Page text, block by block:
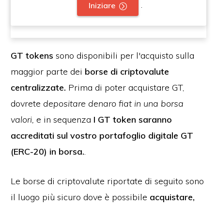
Iniziare
GT tokenssono disponibili per l'acquisto sulla
maggior parte dei borse di criptovalute
centralizzate. Prima di poter acquistare GT,
dovrete depositare denaro fiat in una borsa
valori, e in sequenza I GT token saranno
accreditati sul vostro portafoglio digitale GT
(ERC-20) in borsa..
Le borse di criptovalute riportate di seguito sono
il luogo più sicuro dove è possibile acquistare,